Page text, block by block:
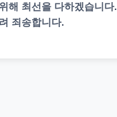
해 최선을 다하겠습니다.
죄송합니다.